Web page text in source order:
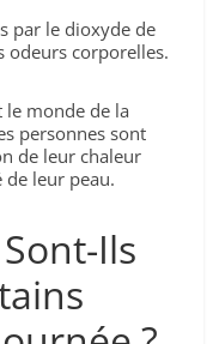
par le dioxyde de
odeurs corporelles.
le monde de la
personnes sont
de leur chaleur
de leur peau.
Ils